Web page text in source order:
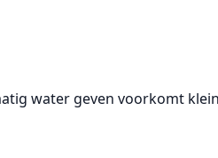
water geven voorkomt